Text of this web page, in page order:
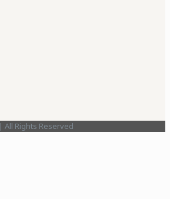
| All Rights Reserved